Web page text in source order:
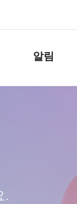
알림
.